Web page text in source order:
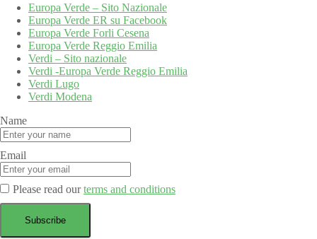
Europa Verde – Sito Nazionale
Europa Verde ER su Facebook
Europa Verde Forli Cesena
Europa Verde Reggio Emilia
Verdi – Sito nazionale
Verdi -Europa Verde Reggio Emilia
Verdi Lugo
Verdi Modena
Name
Email
Please read ourterms and conditions